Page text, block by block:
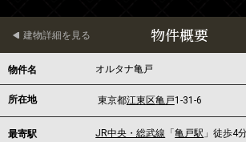
物件概要
建物詳細を見る
物件名 オルタナ亀戸
所在地 東京都江東区亀戸1-31-6
最寄駅 JR中央・総武線 「亀戸駅 」徒歩4